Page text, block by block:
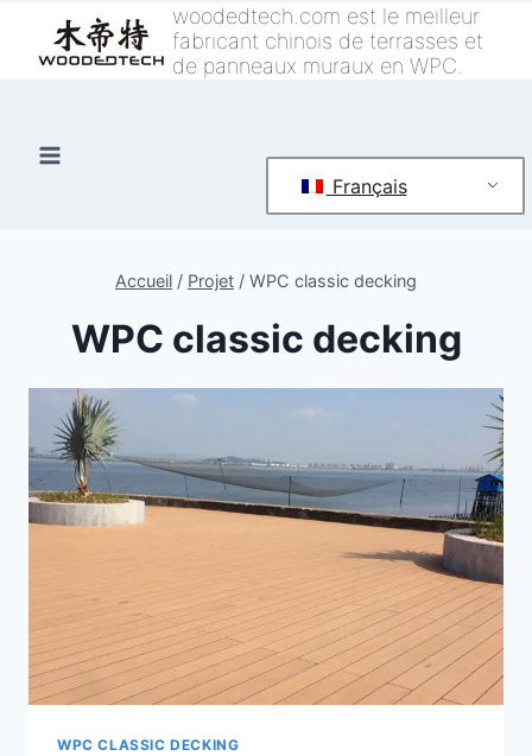
woodedtech.com est le meilleur
fabricant chinois de terrasses et
de panneaux muraux en WPC.
Français
Accueil / Projet / WPC classic decking
WPC classic decking
WPC CLASSIC DECKING